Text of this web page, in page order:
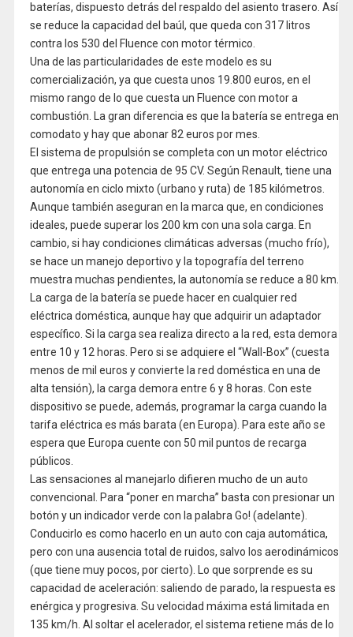
baterías, dispuesto detrás del respaldo del asiento trasero. Así
se reduce la capacidad del baúl, que queda con 317 litros
contra los 530 del Fluence con motor térmico.
Una de las particularidades de este modelo es su
comercialización, ya que cuesta unos 19.800 euros, en el
mismo rango de lo que cuesta un Fluence con motor a
combustión. La gran diferencia es que la batería se entrega en
comodato y hay que abonar 82 euros por mes.
El sistema de propulsión se completa con un motor eléctrico
que entrega una potencia de 95 CV. Según Renault, tiene una
autonomía en ciclo mixto (urbano y ruta) de 185 kilómetros.
Aunque también aseguran en la marca que, en condiciones
ideales, puede superar los 200 km con una sola carga. En
cambio, si hay condiciones climáticas adversas (mucho frío),
se hace un manejo deportivo y la topografía del terreno
muestra muchas pendientes, la autonomía se reduce a 80 km.
La carga de la batería se puede hacer en cualquier red
eléctrica doméstica, aunque hay que adquirir un adaptador
específico. Si la carga sea realiza directo a la red, esta demora
entre 10 y 12 horas. Pero si se adquiere el “Wall-Box” (cuesta
menos de mil euros y convierte la red doméstica en una de
alta tensión), la carga demora entre 6 y 8 horas. Con este
dispositivo se puede, además, programar la carga cuando la
tarifa eléctrica es más barata (en Europa). Para este año se
espera que Europa cuente con 50 mil puntos de recarga
públicos.
Las sensaciones al manejarlo difieren mucho de un auto
convencional. Para “poner en marcha” basta con presionar un
botón y un indicador verde con la palabra Go! (adelante).
Conducirlo es como hacerlo en un auto con caja automática,
pero con una ausencia total de ruidos, salvo los aerodinámicos
(que tiene muy pocos, por cierto). Lo que sorprende es su
capacidad de aceleración: saliendo de parado, la respuesta es
enérgica y progresiva. Su velocidad máxima está limitada en
135 km/h. Al soltar el acelerador, el sistema retiene más de lo